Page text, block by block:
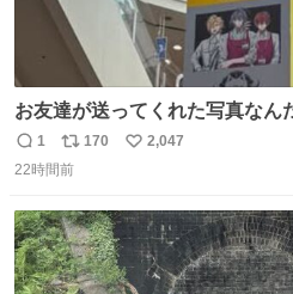
お友達が送ってくれた写真なん
う
返
信
1
リ
ポ
ト
数
170
い
数
2,047
22時間前